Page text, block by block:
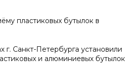
пластиковых бутылок в
г. Санкт-Петербурга установили
и алюминиевых бутылок